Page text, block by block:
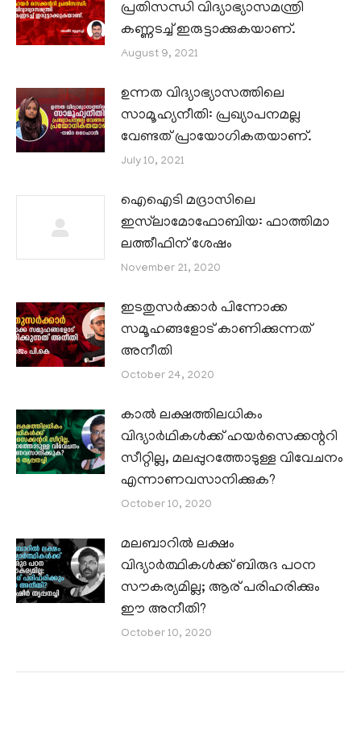
പ്രതിസന്ധി വിദ്യാഭ്യാസമന്ത്രി
കണ്ണടച്ച് ഇരുട്ടാക്കുകയാണ്.
August 9, 2021
ഉന്നത വിദ്യാഭ്യാസത്തിലെ
സാമൂഹ്യനീതി: പ്രഖ്യാപനമല്ല
വേണ്ടത് പ്രായോഗികതയാണ്.
July 10, 2021
ഐഐടി മദ്രാസിലെ
ഇസ്‌ലാമോഫോബിയ: ഫാത്തിമാ
ലത്തീഫിന് ശേഷം
November 21, 2020
ഇടതുസർക്കാർ പിന്നോക്ക
സമൂഹങ്ങളോട് കാണിക്കുന്നത്
അനീതി
October 24, 2020
കാല്‍ ലക്ഷത്തിലധികം
വിദ്യാര്‍ഥികള്‍ക്ക് ഹയര്‍സെക്കന്ററി
സീറ്റില്ല, മലപ്പുറത്തോടുള്ള വിവേചനം
എന്നാണവസാനിക്കുക?
October 10, 2020
മലബാറില്‍ ലക്ഷം
വിദ്യാര്‍ത്ഥികള്‍ക്ക് ബിരുദ പഠന
സൗകര്യമില്ല; ആര് പരിഹരിക്കും
ഈ അനീതി?
October 10, 2020